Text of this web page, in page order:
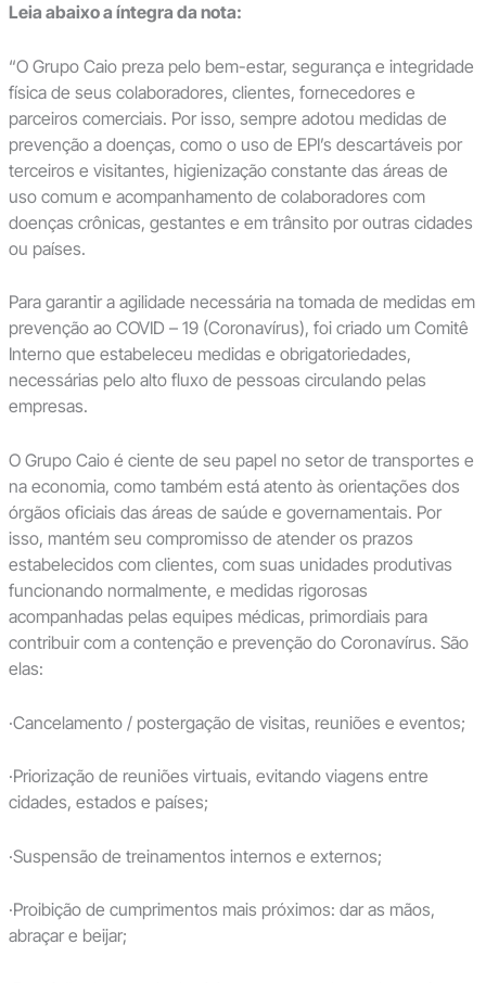
Leia abaixo a íntegra da nota:
“O Grupo Caio preza pelo bem-estar, segurança e integridade
física de seus colaboradores, clientes, fornecedores e
parceiros comerciais. Por isso, sempre adotou medidas de
prevenção a doenças, como o uso de EPI’s descartáveis por
terceiros e visitantes, higienização constante das áreas de
uso comum e acompanhamento de colaboradores com
doenças crônicas, gestantes e em trânsito por outras cidades
ou países.
Para garantir a agilidade necessária na tomada de medidas em
prevenção ao COVID – 19 (Coronavírus), foi criado um Comitê
Interno que estabeleceu medidas e obrigatoriedades,
necessárias pelo alto fluxo de pessoas circulando pelas
empresas.
O Grupo Caio é ciente de seu papel no setor de transportes e
na economia, como também está atento às orientações dos
órgãos oficiais das áreas de saúde e governamentais. Por
isso, mantém seu compromisso de atender os prazos
estabelecidos com clientes, com suas unidades produtivas
funcionando normalmente, e medidas rigorosas
acompanhadas pelas equipes médicas, primordiais para
contribuir com a contenção e prevenção do Coronavírus. São
elas:
·Cancelamento / postergação de visitas, reuniões e eventos;
·Priorização de reuniões virtuais, evitando viagens entre
cidades, estados e países;
·Suspensão de treinamentos internos e externos;
·Proibição de cumprimentos mais próximos: dar as mãos,
abraçar e beijar;